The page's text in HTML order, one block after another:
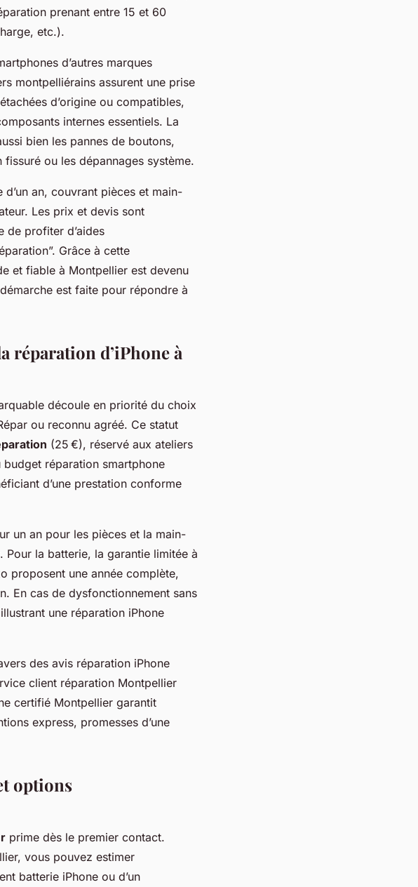
prenant entre 15 et 60
etc.).
d’autres marques
montpelliérains assurent une prise
d’origine ou compatibles,
internes essentiels. La
bien les pannes de boutons,
ou les dépannages système.
an, couvrant pièces et main-
Les prix et devis sont
de profiter d’aides
Grâce à cette
et fiable à Montpellier est devenu
est faite pour répondre à
réparation d’iPhone à
découle en priorité du choix
ou reconnu agréé. Ce statut
(25 €), réservé aux ateliers
réparation smartphone
d’une prestation conforme
un an pour les pièces et la main-
la batterie, la garantie limitée à
proposent une année complète,
En cas de dysfonctionnement sans
une réparation iPhone
des avis réparation iPhone
client réparation Montpellier
certifié Montpellier garantit
express, promesses d’une
options
prime dès le premier contact.
vous pouvez estimer
batterie iPhone ou d’un